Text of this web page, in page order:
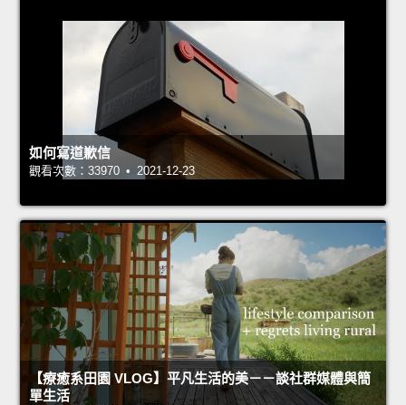
如何寫道歉信
觀看次數：33970 • 2021-12-23
【療癒系田園 VLOG】平凡生活的美－－談社群媒體與簡
單生活